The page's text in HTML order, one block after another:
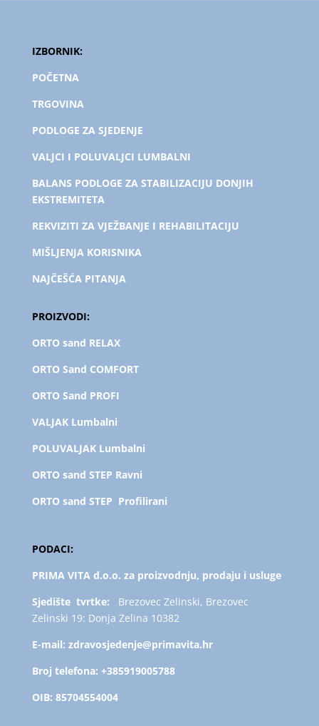
IZBORNIK:
POČETNA
TRGOVINA
PODLOGE ZA SJEDENJE
VALJCI I POLUVALJCI LUMBALNI
BALANS PODLOGE ZA STABILIZACIJU DONJIH
EKSTREMITETA
REKVIZITI ZA VJEŽBANJE I REHABILITACIJU
MIŠLJENJA KORISNIKA
NAJČEŠĆA PITANJA
PROIZVODI:
ORTO sand RELAX
ORTO Sand COMFORT
ORTO Sand PROFI
VALJAK Lumbalni
POLUVALJAK Lumbalni
ORTO sand STEP Ravni
ORTO sand STEP Profilirani
PODACI:
PRIMA VITA d.o.o. za proizvodnju, prodaju i usluge
Sjedište tvrtke:
Brezovec Zelinski, Brezovec
Zelinski 19: Donja Zelina 10382
E-mail: zdravosjedenje@primavita.hr
Broj telefona: +385919005788
OIB: 85704554004